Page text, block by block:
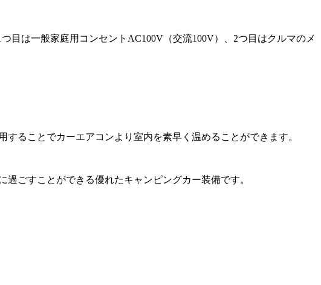
目は一般家庭用コンセントAC100V（交流100V）、2つ目はクルマのメ
ることでカーエアコンより室内を素早く温めることができます。
ごすことができる優れたキャンピングカー装備です。